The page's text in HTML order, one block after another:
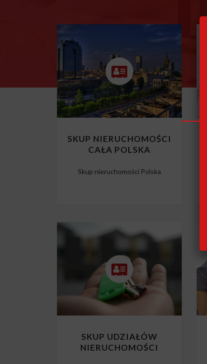
SKUP NIERUCHOMOŚCI
CAŁA POLSKA
Skup nieruchomości Polska
SKUP UDZIAŁÓW
NIERUCHOMOŚCI